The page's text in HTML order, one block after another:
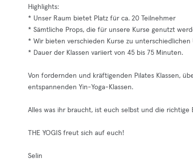
Highlights:
* Unser Raum bietet Platz für ca. 20 Teilnehmer
* Sämtliche Props, die für unsere Kurse genutzt
* Wir bieten verschieden Kurse zu
* Dauer der Klassen variiert von 45 bis 75 Minuten.
Von fordernden und kräftigenden Pilates Klassen,
entspannenden Yin-Yoga-Klassen.
Alles was ihr braucht, ist euch selbst und die richtige
THE YOGIS freut sich auf euch!
Selin